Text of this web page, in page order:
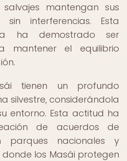
mantengan sus
interferencias. Esta
ha demostrado ser
mantener el equilibrio
tienen un profundo
silvestre, considerándola
entorno. Esta actitud ha
de acuerdos de
parques nacionales y
los Masái protegen